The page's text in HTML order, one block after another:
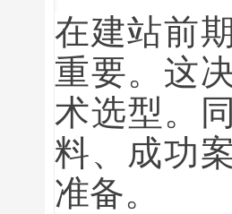
在建站前
重要。这
术选型。
料、成功
准备。